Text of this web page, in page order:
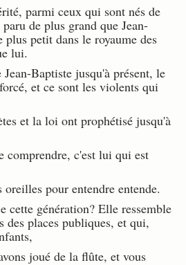
parmi ceux qui sont nés de
de plus grand que Jean-
petit dans le royaume des
lui.
Baptiste jusqu'à présent, le
et ce sont les violents qui
et la loi ont prophétisé jusqu'à
comprendre, c'est lui qui est
pour entendre entende.
cette génération? Elle ressemble
des places publiques, et qui,
joué de la flûte, et vous